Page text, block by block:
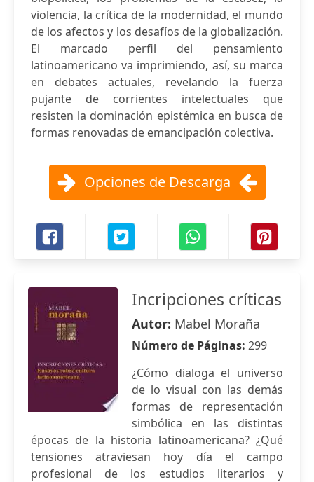
violencia, la crítica de la modernidad, el mundo
de los afectos y los desafíos de la globalización.
El marcado perfil del pensamiento
latinoamericano va imprimiendo, así, su marca
en debates actuales, revelando la fuerza
pujante de corrientes intelectuales que
resisten la dominación epistémica en busca de
formas renovadas de emancipación colectiva.
Opciones de Descarga
Incripciones críticas
Autor: Mabel Moraña
Número de Páginas: 299
¿Cómo dialoga el universo
de lo visual con las demás
formas de representación
simbólica en las distintas
épocas de la historia latinoamericana? ¿Qué
tensiones atraviesan hoy día el campo
profesional de los estudios literarios y